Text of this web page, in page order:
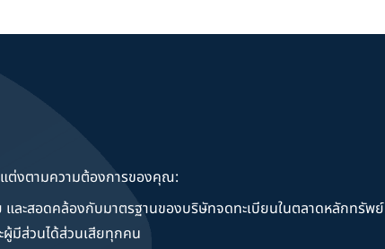
แต่งตามความต้องการของคุณ:
ละสอดคล้องกับมาตรฐานของบริษัทจดทะเบียนในตลาดหลักทรัพย์
มีส่วนได้ส่วนเสียทุกคน